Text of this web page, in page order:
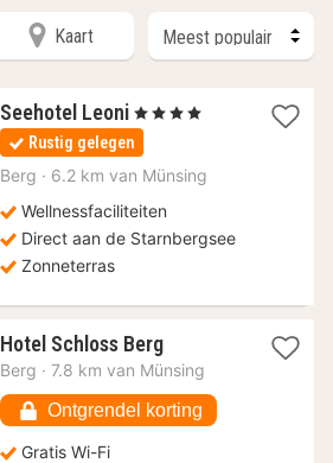
Kaart
Seehotel Leoni 2
nachten
vanaf
154,50
, 4 Sterren
Rustig gelegen
Berg · 6.2 km van Münsing
Wellnessfaciliteiten
Direct aan de Starnbergsee
Zonneterras
Hotel Schloss Berg1
nacht
vanaf
155,05
€
Berg · 7.8 km van Münsing
Ontgrendel korting
Gratis Wi-Fi